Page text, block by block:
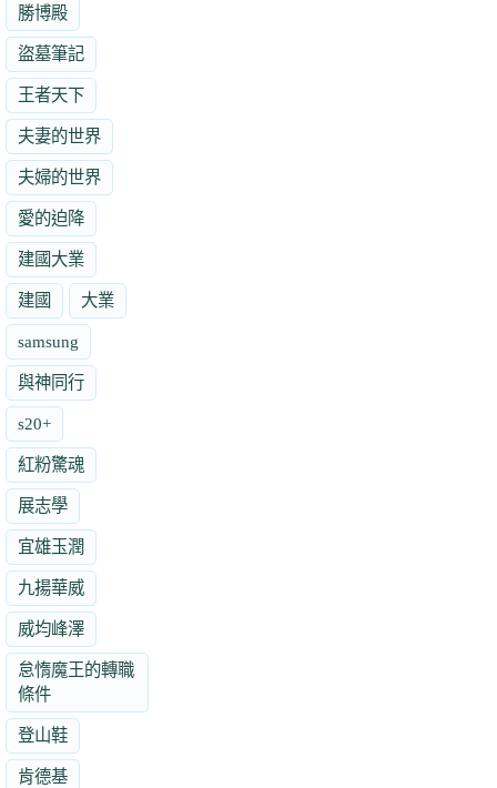
勝博殿
盜墓筆記
王者天下
夫妻的世界
夫婦的世界
愛的迫降
建國大業
建國 大業
samsung
與神同行
s20+
紅粉驚魂
展志學
宜雄玉潤
九揚華威
威均峰澤
怠惰魔王的轉職
條件
登山鞋
肯德基